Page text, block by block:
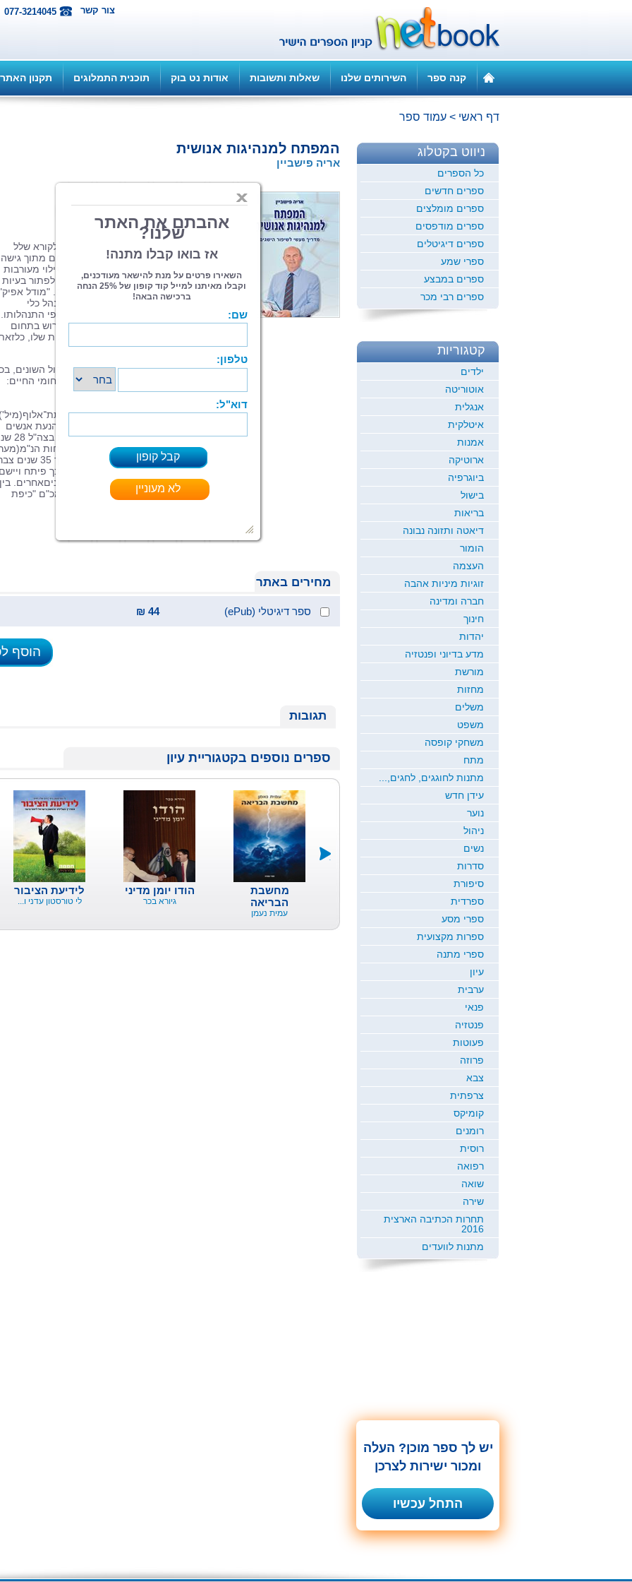
077-3214045 צור קשר
קנה ספר השירותים שלנו שאלות ותשובות אודות נט בוק תוכנית התמלוגים תקנון האתר
דף ראשי > עמוד ספר
המפתח למנהיגות אנושית
אריה פישביין
הספר "המפתח למנהיגות אנושית" מגיש לקורא שלל
כליםועצות מעשיות לניהול אנשים והנהגתם מתוך גישה
אנושית, המושתתת על יחסי אנוש חמים,גילוי מעורבות
ורצון אמיתי של המנהל לסייע לכפופים לו לפתור בעיות
ולעזור להם למלאאת תפקידיהם בהצלחה. "מודל
פרי פיתוחו של מחבר הספר, נותן בידיהמנהל כלי
שבאמצעותו הוא יכול לאתר ולבחון את אופי התנהלותו.
בהתאם לכך, יוכלהמנהל לפעול לשינוי הדרוש בתחום
האנושי ולשפר את כישורי הניהול והמנהיגות שלו,
במטרה לשפר את ביצועי הארגון.
הספר הוא מדריך מעשי שמכווןלדרגי הניהול השונים,
שכבות האוכלוסייה בכל גיל ובכל אחד מתחומי החיים:
מקוםהעבודה, הבית וחוג החברים.
מחבר הספר, מנכ"ל "אפיק" ייעוץ וניהול,
אריה פישביין, הוא מומחה ביחסי אנוש ובהנעת אנשים
באמצעות יחס חם
והשתחרר בשנת 2001 מתפקיד מפקד כוחות
ההגנה האווירית כיום) בחיל האוויר. במשך 35
ידע וניסיון בניהולובהובלת אנשים, ובתוך כך פיתח
את הגישה האנושית בניהול בצה"ל ובארגוניםאחרים. בין
היתר ניהל את הפרויקט הייחודי לפיתוח מכ"ם "כיפת
מחירים באתר
ספר דיגיטלי (ePub) 44 ₪
הוסף
תגובות
ספרים נוספים בקטגוריית עיון
לידיעת הציבור
לי טורסטון עדני ו...
הודו יומן מדיני
גיורא בכר
מחשבת
הבריאה
עמית נעמן
שלוש נגיעות ... יצחק רבין ו...
אריה דלל
ניווט בקטלוג
כל הספרים
ספרים חדשים
ספרים מומלצים
ספרים מודפסים
ספרים דיגיטלים
ספרי שמע
ספרים במבצע
ספרים רבי מכר
קטגוריות
ילדים
אוטוריטה
אנגלית
איטלקית
אמנות
ארוטיקה
ביוגרפיה
בישול
בריאות
דיאטה ותזונה נבונה
הומור
העצמה
זוגיות מיניות אהבה
חברה ומדינה
חינוך
יהדות
מדע בדיוני ופנטזיה
מורשת
מחזות
משלים
משפט
משחקי קופסה
מתח
מתנות לחוגגים, לחגים,...
עידן חדש
נוער
ניהול
נשים
סדרות
סיפורת
ספרדית
ספרי מסע
ספרות מקצועית
ספרי מתנה
עיון
ערבית
פנאי
פנטזיה
פעוטות
פרוזה
צבא
צרפתית
קומיקס
רומנים
רוסית
רפואה
שואה
שירה
תחרות הכתיבה הארצית
2016
מתנות לוועדים
יש לך ספר מוכן? העלה
ומכור ישירות לצרכן
התחל עכשיו